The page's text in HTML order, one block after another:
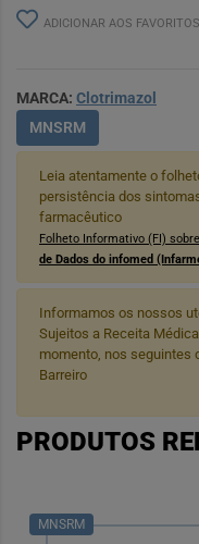
ADICIONAR AOS FAVORITOS
MARCA: Clotrimazol
MNSRM
Leia atentamente o
persistência dos
farmacêutico
Folheto Informativo (FI)
de Dados do infomed
Informamos os nossos
Sujeitos a Receita
momento, nos seguintes
Barreiro
PRODUTOS
MNSRM